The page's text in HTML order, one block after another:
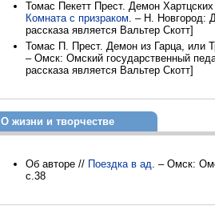
Томас Пекетт Прест. Демон
Комната с призраком. – Н. Новгород:
рассказа является Вальтер Скотт]
Томас П. Прест. Демон из Гарца, или
– Омск: Омский государственный
рассказа является Вальтер Скотт]
О жизни и творчестве
Об авторе // Поездка в ад. – Омск:
с.38